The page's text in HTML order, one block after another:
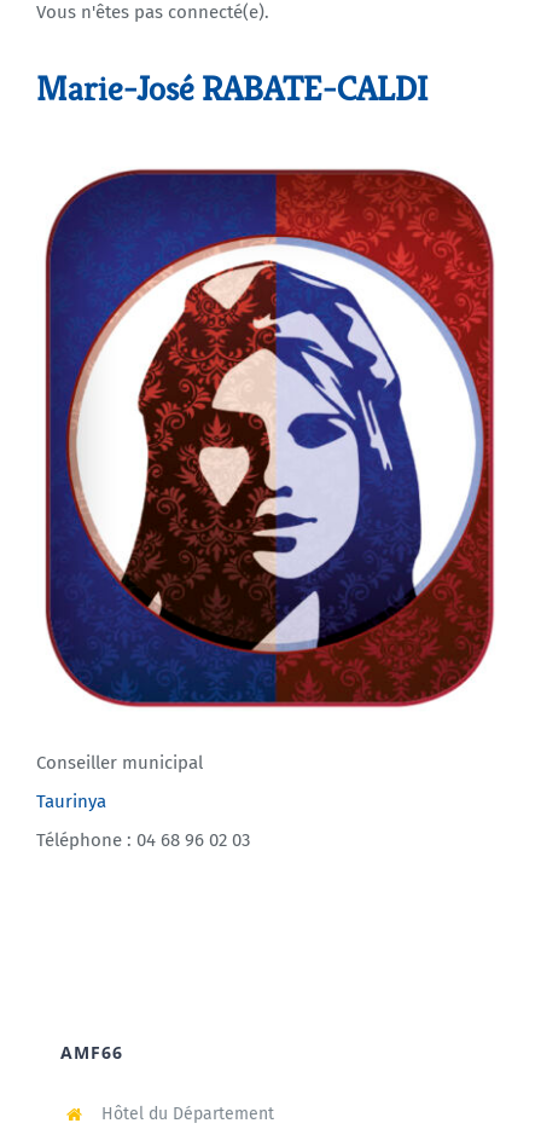
Agenda
Vous n'êtes pas connecté(e).
Marie-José RABATE-CALDI
Conseiller municipal
Taurinya
Téléphone : 04 68 96 02 03
AMF66
Hôtel du Département